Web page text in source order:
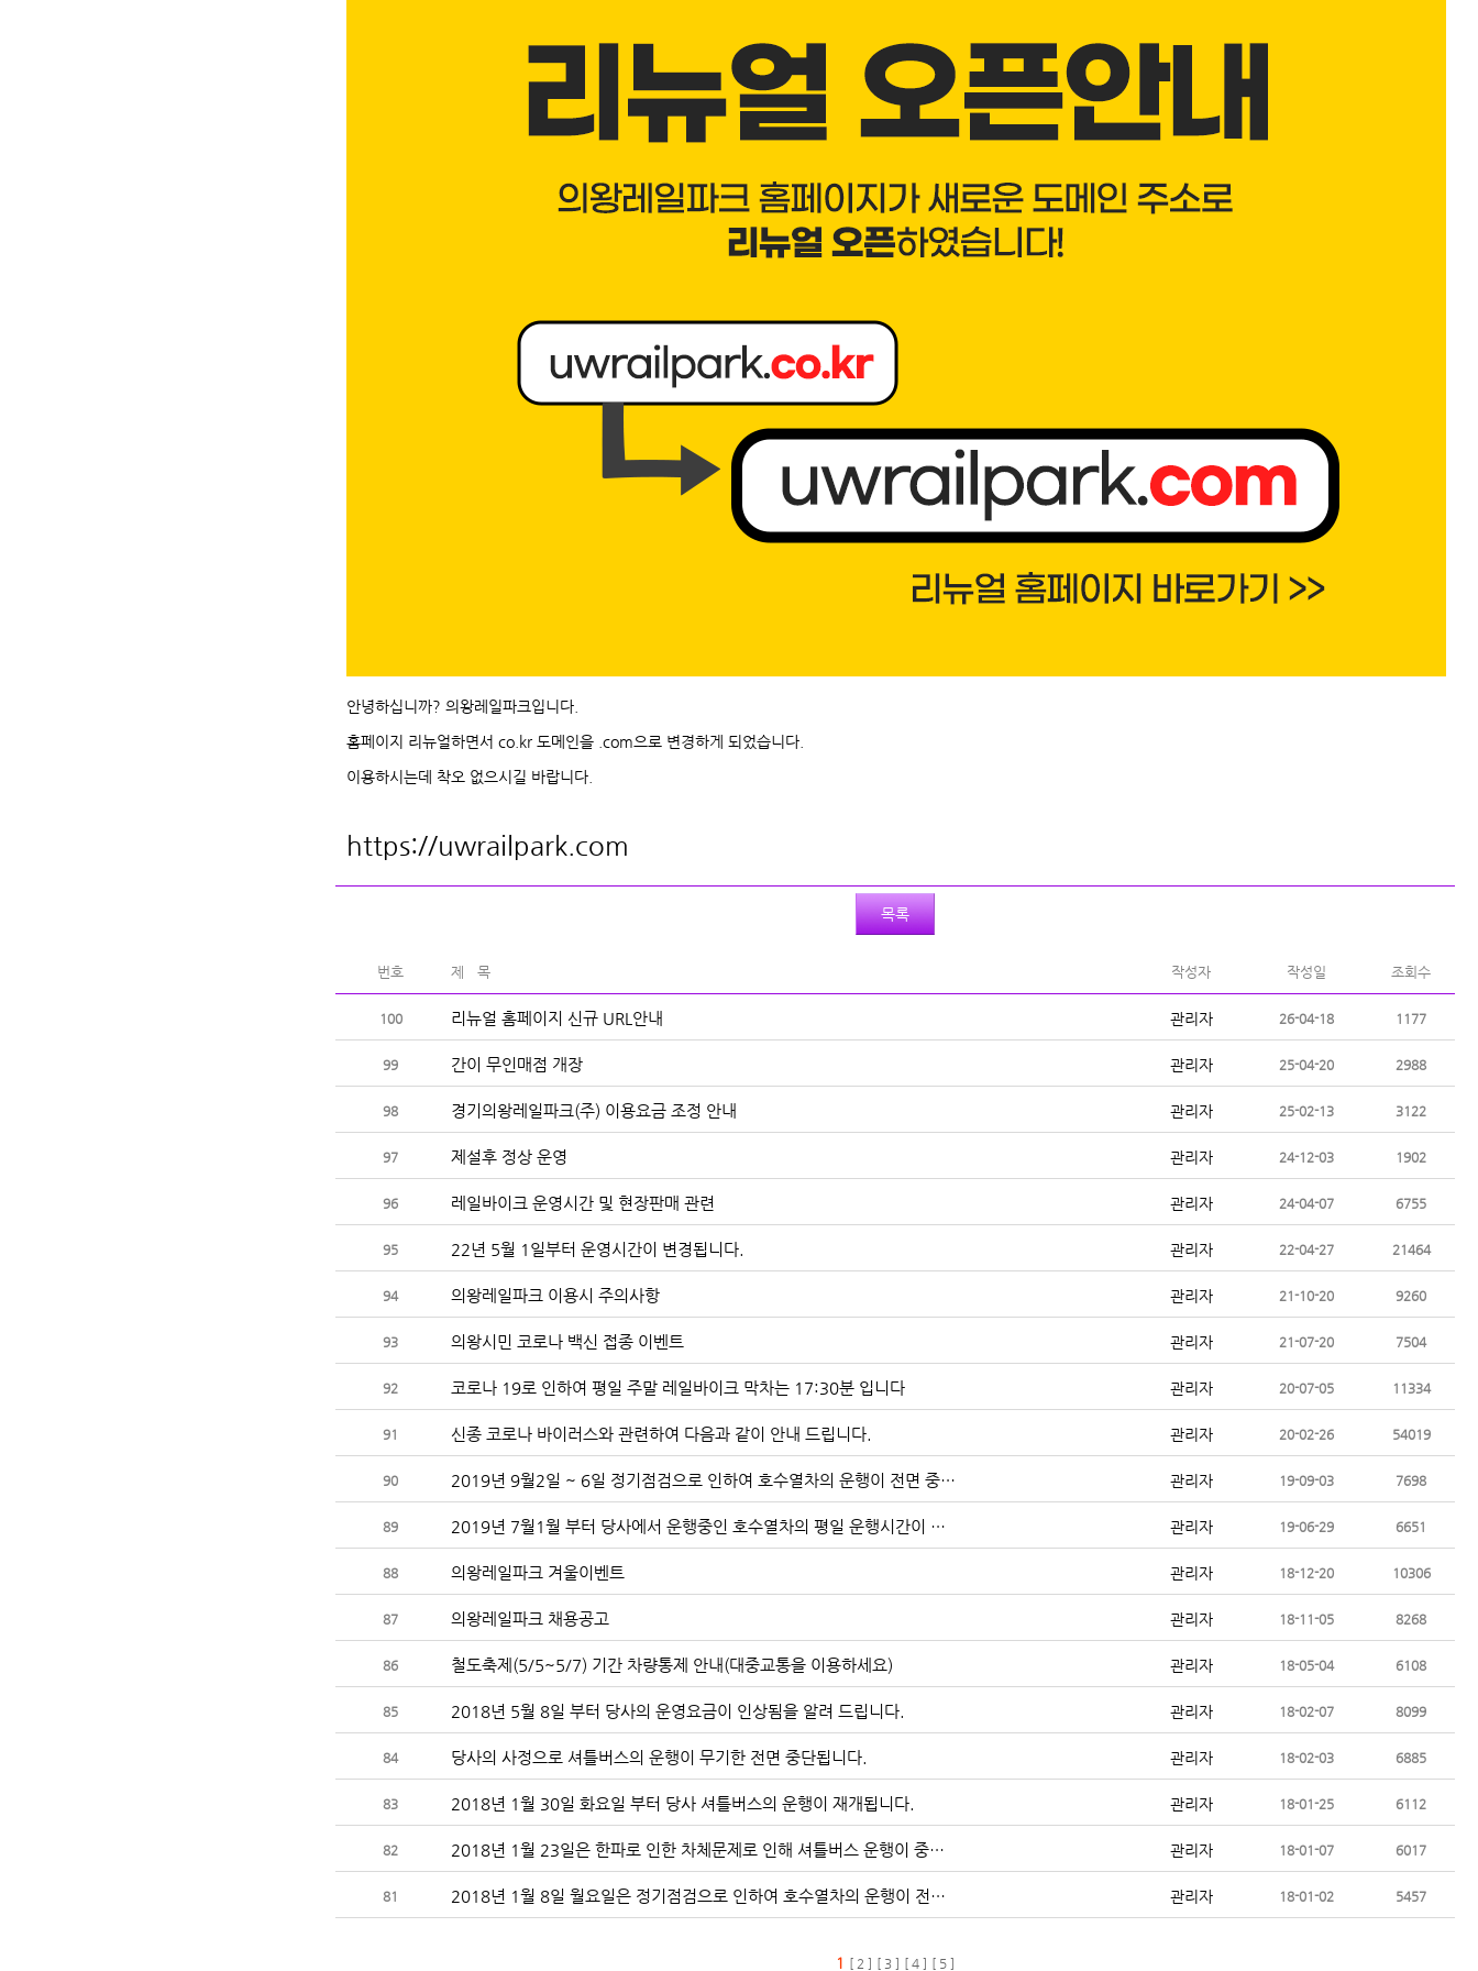
안녕하십니까? 의왕레일파크입니다.
홈페이지 리뉴얼하면서 co.kr 도메인을 .com으로 변경하게 되었습니다.
이용하시는데 착오 없으시길 바랍니다.
https://uwrailpark.com
목록
번호 제 목 작성자 작성일 조회수
100 리뉴얼 홈페이지 신규 URL안내 관리자 26-04-18 1177
99 간이 무인매점 개장 관리자 25-04-20 2988
98 경기의왕레일파크(주) 이용요금 조정 안내 관리자 25-02-13 3122
97 제설후 정상 운영 관리자 24-12-03 1902
96 레일바이크 운영시간 및 현장판매 관련 관리자 24-04-07 6755
95 22년 5월 1일부터 운영시간이 변경됩니다. 관리자 22-04-27 21464
94 의왕레일파크 이용시 주의사항 관리자 21-10-20 9260
93 의왕시민 코로나 백신 접종 이벤트 관리자 21-07-20 7504
92 코로나 19로 인하여 평일 주말 레일바이크 막차는 17:30분 입니다 관리자 20-07-05 11334
91 신종 코로나 바이러스와 관련하여 다음과 같이 안내 드립니다. 관리자 20-02-26 54019
90 2019년 9월2일 ~ 6일 정기점검으로 인하여 호수열차의 운행이 전면 중단 됩니다. 관리자 19-09-03 7698
89 2019년 7월1월 부터 당사에서 운행중인 호수열차의 평일 운행시간이 변경됩니다. 관리자 19-06-29 6651
88 의왕레일파크 겨울이벤트 관리자 18-12-20 10306
87 의왕레일파크 채용공고 관리자 18-11-05 8268
86 철도축제(5/5~5/7) 기간 차량통제 안내(대중교통을 이용하세요) 관리자 18-05-04 6108
85 2018년 5월 8일 부터 당사의 운영요금이 인상됨을 알려 드립니다. 관리자 18-02-07 8099
84 당사의 사정으로 셔틀버스의 운행이 무기한 전면 중단됩니다. 관리자 18-02-03 6885
83 2018년 1월 30일 화요일 부터 당사 셔틀버스의 운행이 재개됩니다. 관리자 18-01-25 6112
82 2018년 1월 23일은 한파로 인한 차체문제로 인해 셔틀버스 운행이 중단됩니다. 관리자 18-01-07 6017
81 2018년 1월 8일 월요일은 정기점검으로 인하여 호수열차의 운행이 전면 중단 됩니다. 관리자 18-01-02 5457
1 [ 2 ] [ 3 ] [ 4 ] [ 5 ]